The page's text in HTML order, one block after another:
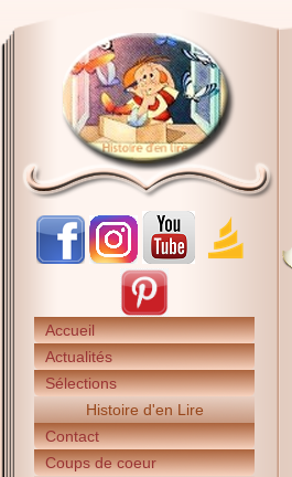
Accueil
Actualités
Sélections
Histoire d'en Lire
Contact
Coups de coeur